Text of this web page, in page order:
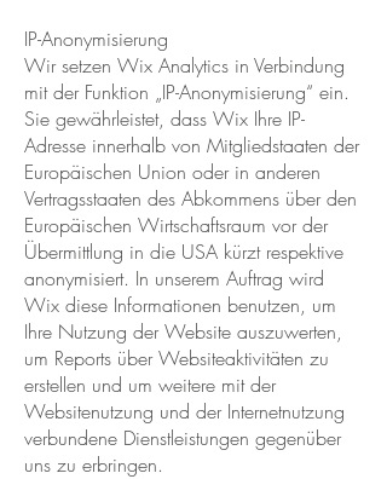
IP-Anonymisierung
Wir setzen Wix Analytics in Verbindung
mit der Funktion „IP-Anonymisierung“ ein.
Sie gewährleistet, dass Wix Ihre IP-
Adresse innerhalb von Mitgliedstaaten der
Europäischen Union oder in anderen
Vertragsstaaten des Abkommens über den
Europäischen Wirtschaftsraum vor der
Übermittlung in die USA kürzt respektive
anonymisiert. In unserem Auftrag wird
Wix diese Informationen benutzen, um
Ihre Nutzung der Website auszuwerten,
um Reports über Websiteaktivitäten zu
erstellen und um weitere mit der
Websitenutzung und der Internetnutzung
verbundene Dienstleistungen gegenüber
uns zu erbringen.